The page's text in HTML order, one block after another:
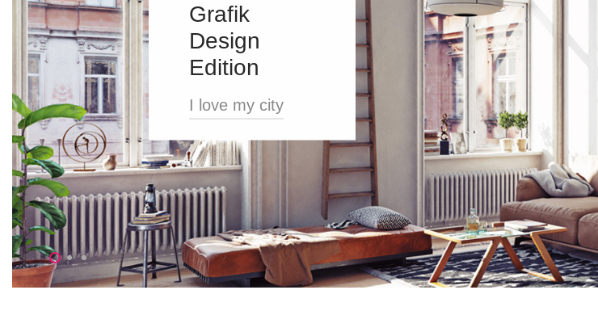
Grafik
Design
Edition
I love my city